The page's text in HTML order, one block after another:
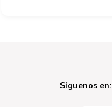
Síguenos en: